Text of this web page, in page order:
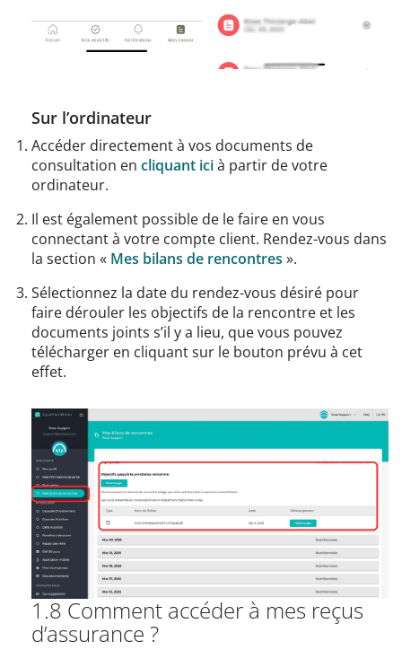
Sur l’ordinateur
Accéder directement à vos documents de
consultation en cliquant icià partir de votre
ordinateur.
Il est également possible de le faire en vous
connectant à votre compte client. Rendez-vous dans
la section « Mes bilans de rencontres ».
Sélectionnez la date du rendez-vous désiré pour
faire dérouler les objectifs de la rencontre et les
documents joints s’il y a lieu, que vous pouvez
télécharger en cliquant sur le bouton prévu à cet
effet.
1.8 Comment accéder à mes reçus
d’assurance ?